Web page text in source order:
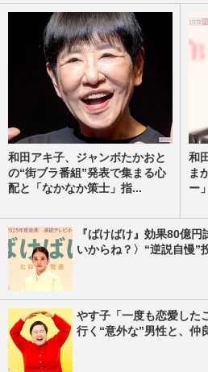
和田アキ子、ジャンボたかおと
の“街ブラ番組”発表で集まる心
配と「なかなか策士」指...
和
ま
ー
『ばけばけ』効果80億
いからね？〉“逆説自慢”
やす子「一度も恋愛した
行く“意外な”男性と、仲